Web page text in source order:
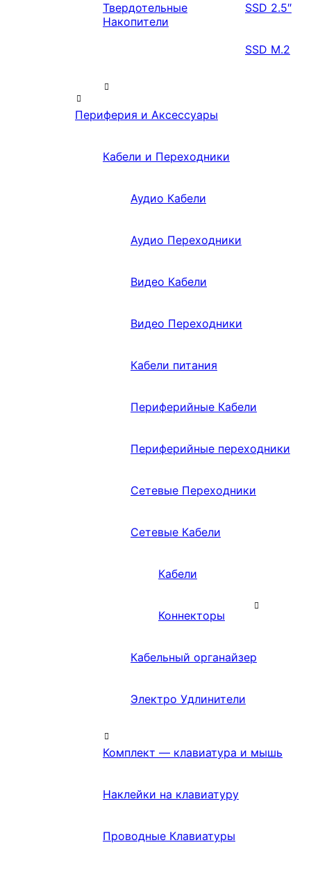
Твердотельные
Накопители
SSD 2.5″
SSD M.2
Периферия и Аксессуары
Кабели и Переходники
Аудио Кабели
Аудио Переходники
Видео Кабели
Видео Переходники
Кабели питания
Периферийные Кабели
Периферийные переходники
Сетевые Переходники
Сетевые Кабели
Кабели
Коннекторы
Кабельный органайзер
Электро Удлинители
Комплект — клавиатура и мышь
Наклейки на клавиатуру
Проводные Клавиатуры